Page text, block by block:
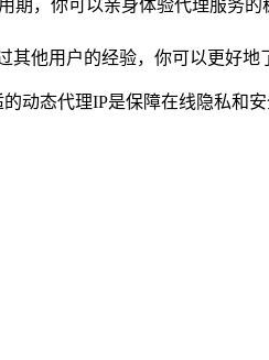
，你可以亲身体验代理服务
他用户的经验，你可以更好地
态代理IP是保障在线隐私和